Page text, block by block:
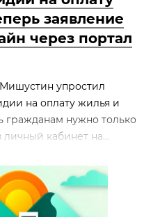
заявление
через портал
упростил
на оплату жилья и
гражданам нужно только
личный кабинет на...